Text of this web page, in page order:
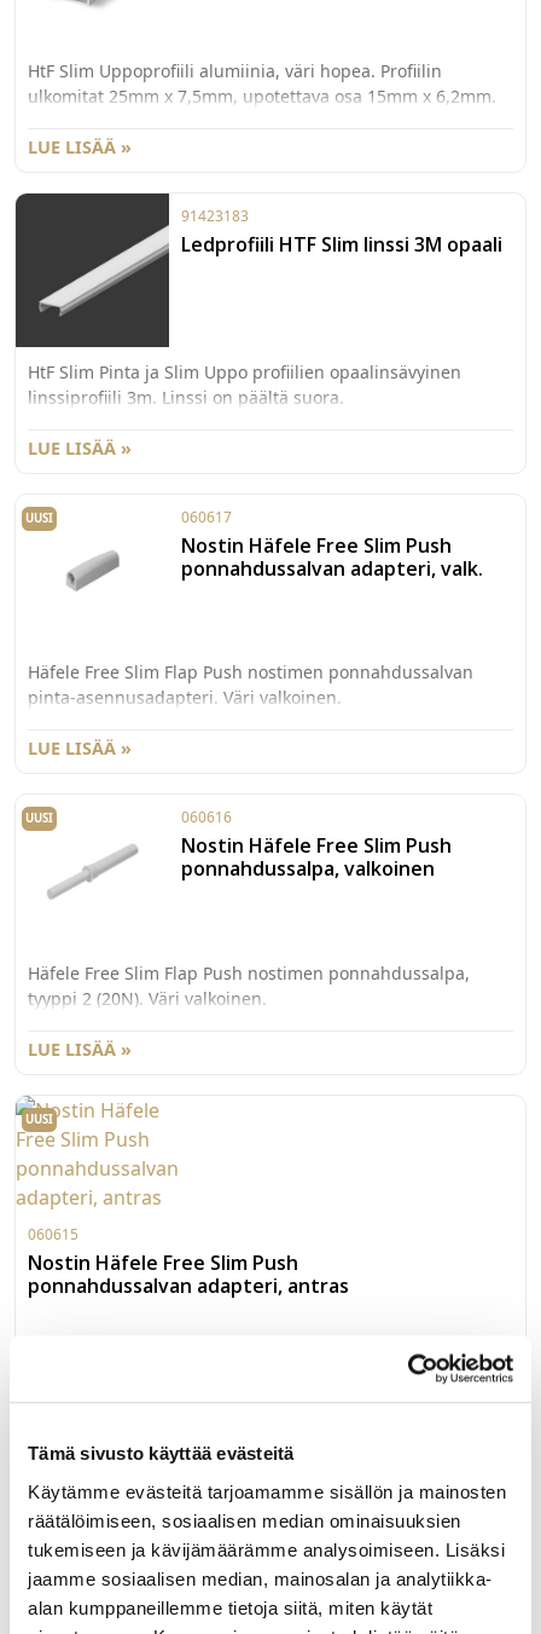
Tämä sivusto käyttää evästeitä
Käytämme evästeitä tarjoamamme sisällön ja mainosten
räätälöimiseen, sosiaalisen median ominaisuuksien
tukemiseen ja kävijämäärämme analysoimiseen. Lisäksi
jaamme sosiaalisen median, mainosalan ja analytiikka-
alan kumppaneillemme tietoja siitä, miten käytät
HtF Slim Uppoprofiili alumiinia, väri hopea. Profiilin
ulkomitat 25mm x 7,5mm, upotettava osa 15mm x 6,2mm.
LUE LISÄÄ »
91423183
Ledprofiili HTF Slim linssi 3M opaali
HtF Slim Pinta ja Slim Uppo profiilien opaalinsävyinen
linssiprofiili 3m. Linssi on päältä suora.
LUE LISÄÄ »
UUSI 060617
Nostin Häfele Free Slim Push
ponnahdussalvan adapteri, valk.
Häfele Free Slim Flap Push nostimen ponnahdussalvan
pinta-asennusadapteri. Väri valkoinen.
LUE LISÄÄ »
UUSI 060616
Nostin Häfele Free Slim Push
ponnahdussalpa, valkoinen
Häfele Free Slim Flap Push nostimen ponnahdussalpa,
tyyppi 2 (20N). Väri valkoinen.
LUE LISÄÄ »
UUSI
060615
Nostin Häfele Free Slim Push
ponnahdussalvan adapteri, antras
Häfele Free Slim Flap Push nostimen ponnahdussalvan
UUSI
060614